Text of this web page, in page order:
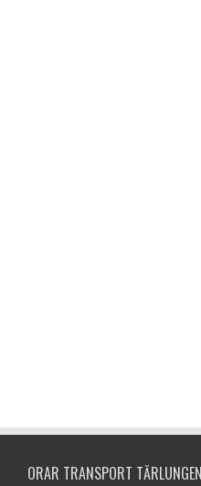
ORAR TRANSPORT